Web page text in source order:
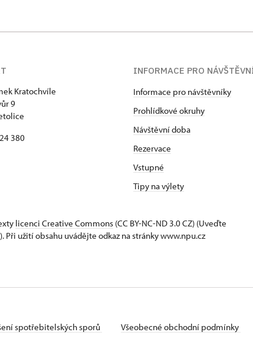
Kratochvíle
9
380
INFORMACE PRO
Informace pro návštěvníky
Prohlídkové okruhy
Návštěvní doba
Rezervace
Vstupné
Tipy na výlety
licenci Creative Commons (CC BY-NC-ND 3.0 CZ) (Uveďte
užití obsahu uvádějte odkaz na stránky www.npu.cz
spotřebitelských sporů Všeobecné obchodní podmínky